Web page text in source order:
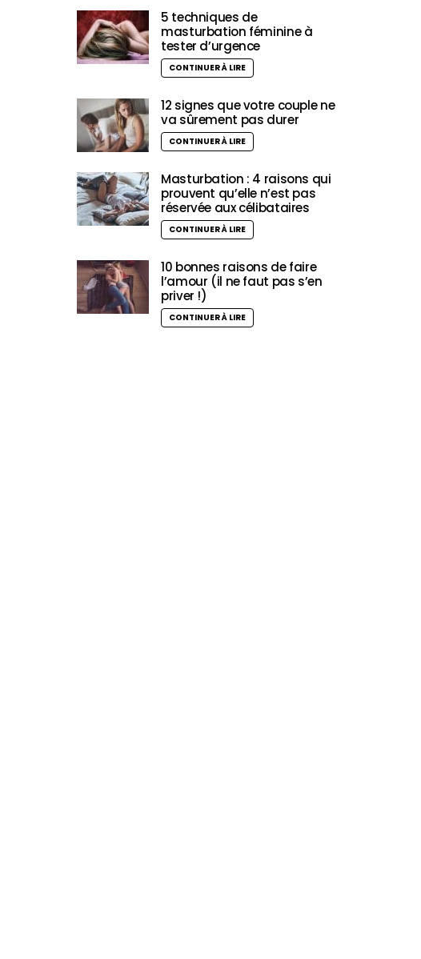
5 techniques de
masturbation féminine à
tester d’urgence
CONTINUER À LIRE
12 signes que votre couple ne
va sûrement pas durer
CONTINUER À LIRE
Masturbation : 4 raisons qui
prouvent qu’elle n’est pas
réservée aux célibataires
CONTINUER À LIRE
10 bonnes raisons de faire
l’amour (il ne faut pas s’en
priver !)
CONTINUER À LIRE